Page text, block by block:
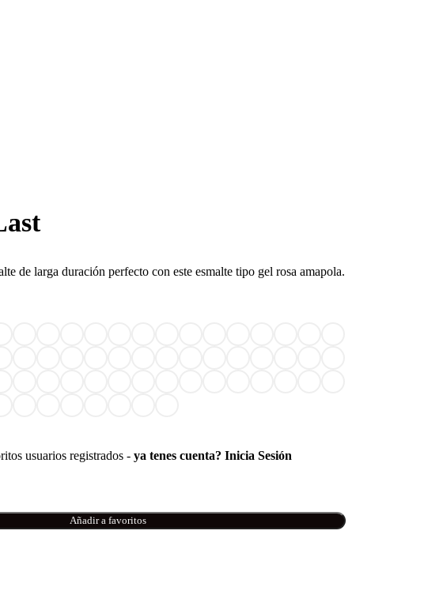
de larga duración perfecto con este esmalte tipo gel rosa amapola.
usuarios registrados - ya tenes cuenta? Inicia Sesión
Añadir a favoritos